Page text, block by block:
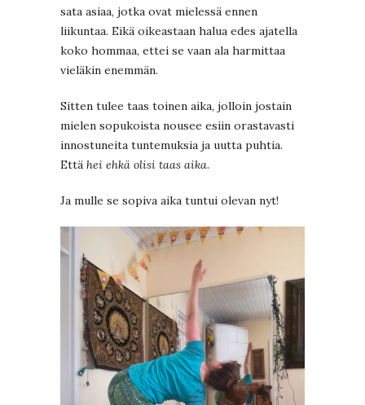
sata asiaa, jotka ovat mielessä ennen
liikuntaa. Eikä oikeastaan halua edes ajatella
koko hommaa, ettei se vaan ala harmittaa
vieläkin enemmän.
Sitten tulee taas toinen aika, jolloin jostain
mielen sopukoista nousee esiin orastavasti
innostuneita tuntemuksia ja uutta puhtia.
Että hei ehkä olisi taas aika.
Ja mulle se sopiva aika tuntui olevan nyt!